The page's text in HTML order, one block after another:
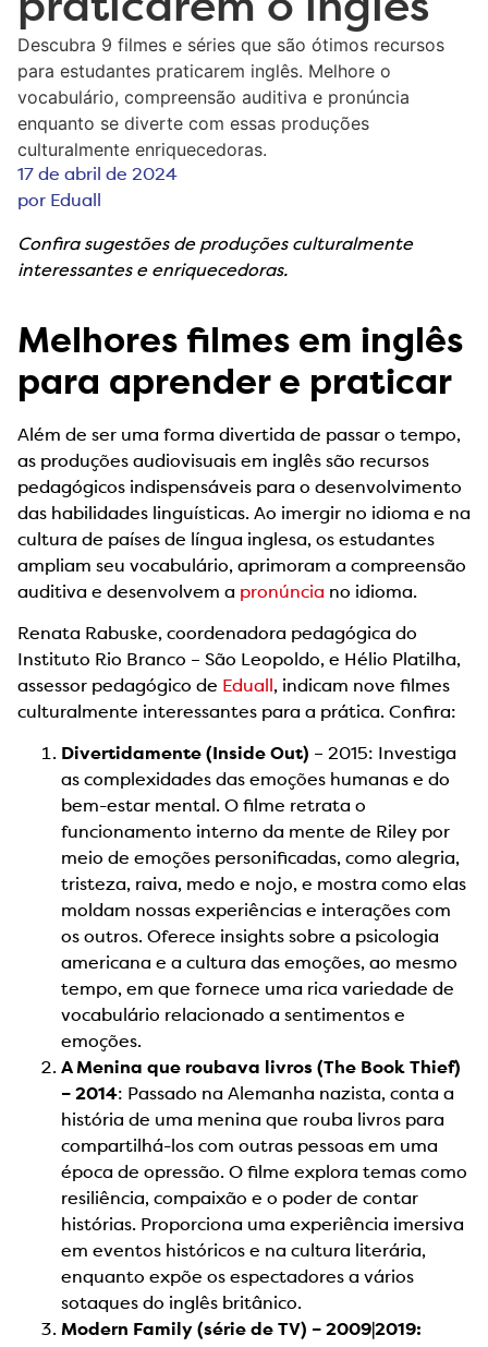
praticarem o inglês
Descubra 9 filmes e séries que são ótimos recursos
para estudantes praticarem inglês. Melhore o
vocabulário, compreensão auditiva e pronúncia
enquanto se diverte com essas produções
culturalmente enriquecedoras.
17 de abril de 2024
por Eduall
Confira sugestões de produções culturalmente
interessantes e enriquecedoras.
Melhores filmes em inglês
para aprender e praticar
Além de ser uma forma divertida de passar o tempo,
as produções audiovisuais em inglês são recursos
pedagógicos indispensáveis para o desenvolvimento
das habilidades linguísticas. Ao imergir no idioma e na
cultura de países de língua inglesa, os estudantes
ampliam seu vocabulário, aprimoram a compreensão
auditiva e desenvolvem a pronúncia no idioma.
Renata Rabuske, coordenadora pedagógica do
Instituto Rio Branco – São Leopoldo, e Hélio Platilha,
assessor pedagógico de Eduall , indicam nove filmes
culturalmente interessantes para a prática. Confira:
Divertidamente (Inside Out) – 2015: Investiga
as complexidades das emoções humanas e do
bem-estar mental. O filme retrata o
funcionamento interno da mente de Riley por
meio de emoções personificadas, como alegria,
tristeza, raiva, medo e nojo, e mostra como elas
moldam nossas experiências e interações com
os outros. Oferece insights sobre a psicologia
americana e a cultura das emoções, ao mesmo
tempo, em que fornece uma rica variedade de
vocabulário relacionado a sentimentos e
emoções.
A Menina que roubava livros (The Book Thief)
– 2014: Passado na Alemanha nazista, conta a
história de uma menina que rouba livros para
compartilhá-los com outras pessoas em uma
época de opressão. O filme explora temas como
resiliência, compaixão e o poder de contar
histórias. Proporciona uma experiência imersiva
em eventos históricos e na cultura literária,
enquanto expõe os espectadores a vários
sotaques do inglês britânico.
Modern Family (série de TV) – 2009|2019: